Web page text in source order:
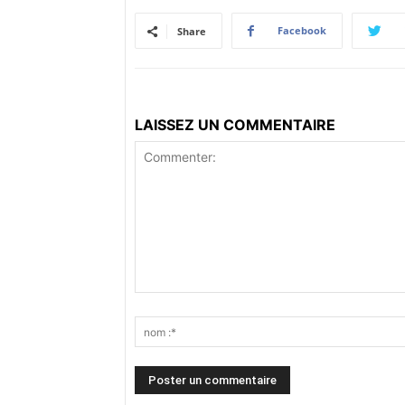
Share Facebook
LAISSEZ UN COMMENTAIRE